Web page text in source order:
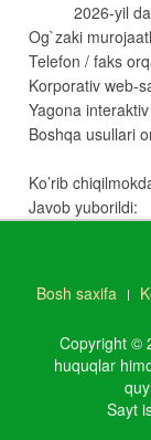
2026-yil
Og`zaki
Telefon / faks
Korporativ web-
Yagona
Boshqa usullari
Ko’rib
Javob yuborildi:
Bosh saxifa
Copyright ©
huquqlar
Sayt